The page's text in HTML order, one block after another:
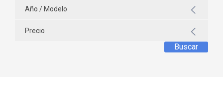
Año / Modelo
Precio
Buscar